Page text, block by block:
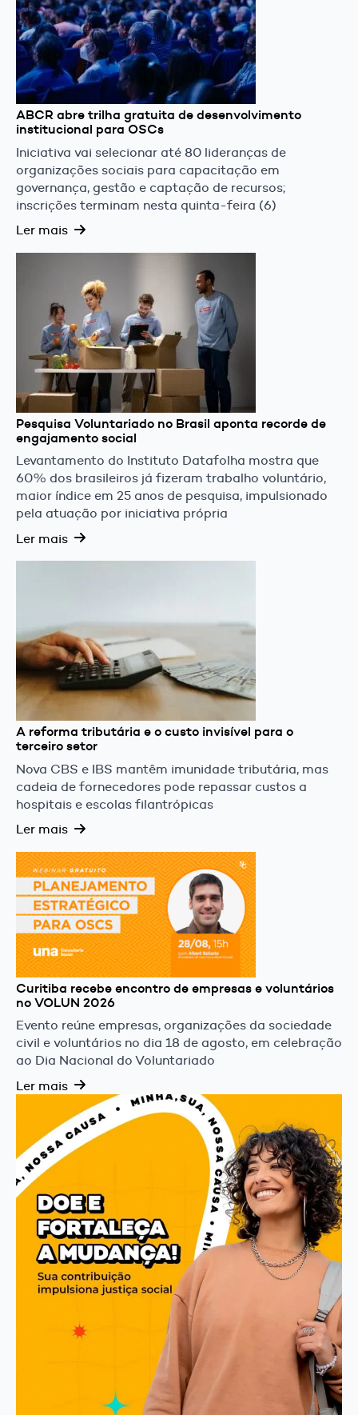
ABCR abre trilha gratuita de desenvolvimento
institucional para OSCs
Iniciativa vai selecionar até 80 lideranças de
organizações sociais para capacitação em
governança, gestão e captação de recursos;
inscrições terminam nesta quinta-feira (6)
Ler mais
Pesquisa Voluntariado no Brasil aponta recorde de
engajamento social
Levantamento do Instituto Datafolha mostra que
60% dos brasileiros já fizeram trabalho voluntário,
maior índice em 25 anos de pesquisa, impulsionado
pela atuação por iniciativa própria
Ler mais
A reforma tributária e o custo invisível para o
terceiro setor
Nova CBS e IBS mantêm imunidade tributária, mas
cadeia de fornecedores pode repassar custos a
hospitais e escolas filantrópicas
Ler mais
Curitiba recebe encontro de empresas e voluntários
no VOLUN 2026
Evento reúne empresas, organizações da sociedade
civil e voluntários no dia 18 de agosto, em celebração
ao Dia Nacional do Voluntariado
Ler mais